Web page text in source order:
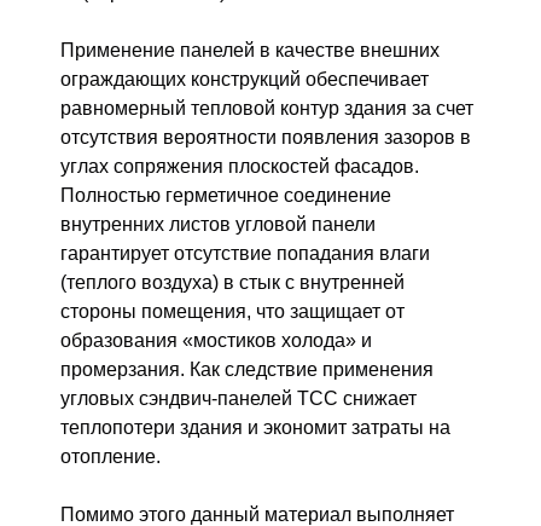
Применение панелей в качестве внешних
ограждающих конструкций обеспечивает
равномерный тепловой контур здания за счет
отсутствия вероятности появления зазоров в
углах сопряжения плоскостей фасадов.
Полностью герметичное соединение
внутренних листов угловой панели
гарантирует отсутствие попадания влаги
(теплого воздуха) в стык с внутренней
стороны помещения, что защищает от
образования «мостиков холода» и
промерзания. Как следствие применения
угловых сэндвич-панелей ТСС снижает
теплопотери здания и экономит затраты на
отопление.
Помимо этого данный материал выполняет